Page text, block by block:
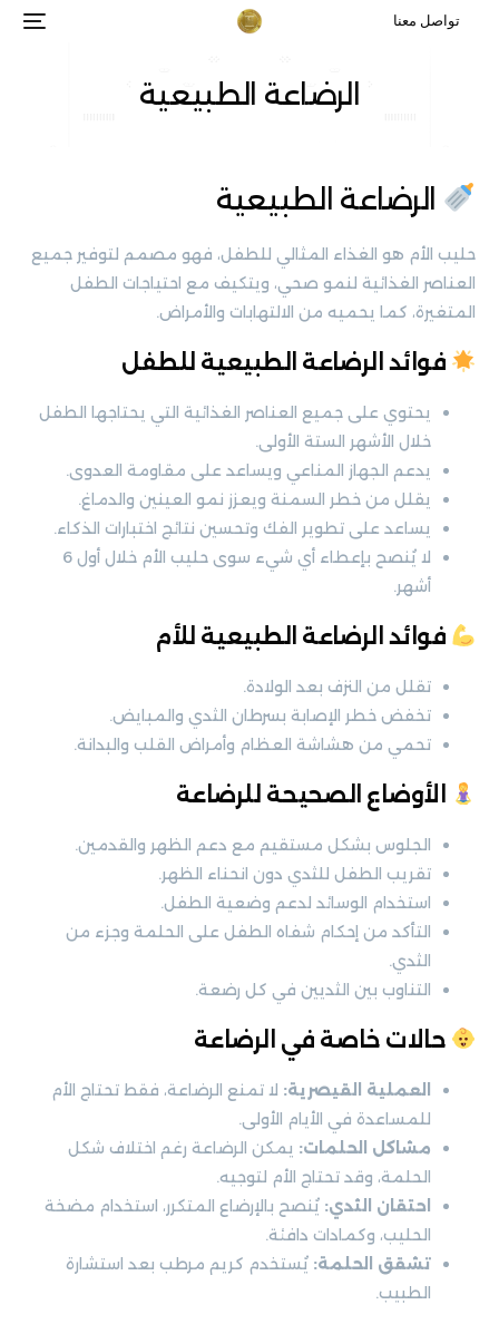
تواصل معنا
الرضاعة الطبيعية
الرضاعة الطبيعية
حليب الأم هو الغذاء المثالي للطفل، فهو مصمم لتوفير جميع
العناصر الغذائية لنمو صحي، ويتكيف مع احتياجات الطفل
المتغيرة، كما يحميه من الالتهابات والأمراض.
فوائد الرضاعة الطبيعية للطفل
يحتوي على جميع العناصر الغذائية التي يحتاجها الطفل
خلال الأشهر الستة الأولى.
يدعم الجهاز المناعي ويساعد على مقاومة العدوى.
يقلل من خطر السمنة ويعزز نمو العينين والدماغ.
يساعد على تطوير الفك وتحسين نتائج اختبارات الذكاء.
لا يُنصح بإعطاء أي شيء سوى حليب الأم خلال أول 6
أشهر.
فوائد الرضاعة الطبيعية للأم
تقلل من النزف بعد الولادة.
تخفض خطر الإصابة بسرطان الثدي والمبايض.
تحمي من هشاشة العظام وأمراض القلب والبدانة.
الأوضاع الصحيحة للرضاعة
الجلوس بشكل مستقيم مع دعم الظهر والقدمين.
تقريب الطفل للثدي دون انحناء الظهر.
استخدام الوسائد لدعم وضعية الطفل.
التأكد من إحكام شفاه الطفل على الحلمة وجزء من
الثدي.
التناوب بين الثديين في كل رضعة.
حالات خاصة في الرضاعة
العملية القيصرية: لا تمنع الرضاعة، فقط تحتاج الأم
للمساعدة في الأيام الأولى.
مشاكل الحلمات: يمكن الرضاعة رغم اختلاف شكل
الحلمة، وقد تحتاج الأم لتوجيه.
احتقان الثدي: يُنصح بالإرضاع المتكرر، استخدام مضخة
الحليب، وكمادات دافئة.
تشقق الحلمة: يُستخدم كريم مرطب بعد استشارة
الطبيب.